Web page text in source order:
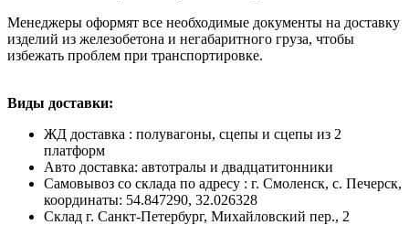
Менеджеры оформят все необходимые документы на доставку
изделий из железобетона и негабаритного груза, чтобы
избежать проблем при транспортировке.
Виды доставки:
ЖД доставка : полувагоны, сцепы и сцепы из 2
платформ
Авто доставка: автотралы и двадцатитонники
Самовывоз со склада по адресу : г. Смоленск, с. Печерск,
координаты: 54.847290, 32.026328
Cклад г. Санкт-Петербург, Михайловский пер., 2